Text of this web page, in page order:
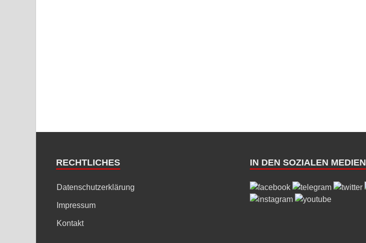
RECHTLICHES
Datenschutzerklärung
Impressum
Kontakt
IN DEN SOZIALEN MEDIEN